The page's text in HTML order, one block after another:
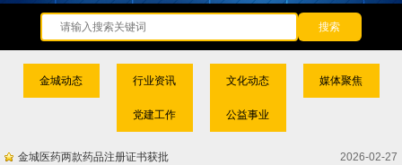
金城动态 行业资讯 文化动态 媒体聚焦
党建工作 公益事业
金城医药两款药品注册证书获批
2026-02-27